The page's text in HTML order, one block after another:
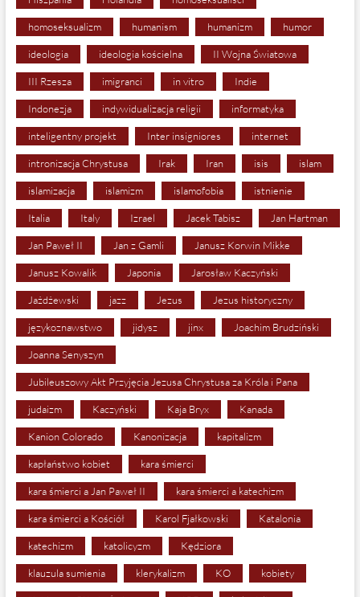
homoseksualizm humanism humanizm humor
ideologia ideologia kościelna II Wojna Światowa
III Rzesza imigranci in vitro Indie
Indonezja indywidualizacja religii informatyka
inteligentny projekt Inter insigniores internet
intronizacja Chrystusa Irak Iran isis islam
islamizacja islamizm islamofobia istnienie
Italia Italy Izrael Jacek Tabisz Jan Hartman
Jan Paweł II Jan z Gamli Janusz Korwin Mikke
Janusz Kowalik Japonia Jarosław Kaczyński
Jażdżewski jazz Jezus Jezus historyczny
językoznawstwo jidysz jinx Joachim Brudziński
Joanna Senyszyn
Jubileuszowy Akt Przyjęcia Jezusa Chrystusa za Króla i Pana
judaizm Kaczyński Kaja Bryx Kanada
Kanion Colorado Kanonizacja kapitalizm
kapłaństwo kobiet kara śmierci
kara śmierci a Jan Paweł II kara śmierci a katechizm
kara śmierci a Kościół Karol Fjałkowski Katalonia
katechizm katolicyzm Kędziora
klauzula sumienia klerykalizm KO kobiety